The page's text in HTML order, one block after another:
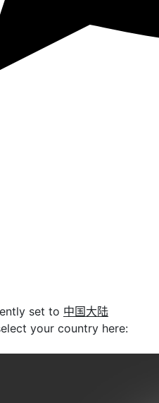
set to 中国大陆
your country here: